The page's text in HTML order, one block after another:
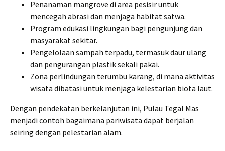
Penanaman mangrove di area pesisir untuk
mencegah abrasi dan menjaga habitat satwa.
Program edukasi lingkungan bagi pengunjung dan
masyarakat sekitar.
Pengelolaan sampah terpadu, termasuk daur ulang
dan pengurangan plastik sekali pakai.
Zona perlindungan terumbu karang, di mana aktivitas
wisata dibatasi untuk menjaga kelestarian biota laut.
Dengan pendekatan berkelanjutan ini, Pulau Tegal Mas
menjadi contoh bagaimana pariwisata dapat berjalan
seiring dengan pelestarian alam.